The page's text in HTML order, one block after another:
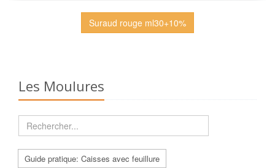
Suraud rouge ml30+10%
Les Moulures
Guide pratique: Caisses avec feuillure